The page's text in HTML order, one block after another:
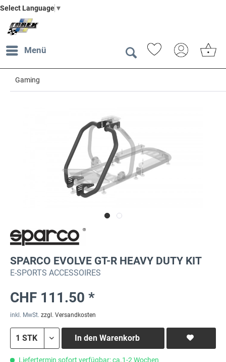
Select Language ▼
Menü
Gaming
SPARCO EVOLVE GT-R HEAVY DUTY KIT
E-SPORTS ACCESSOIRES
CHF 111.50 *
inkl. MwSt. zzgl. Versandkosten
In den Warenkorb
Liefertermin sofort verfügbar: ca.1-2 Wochen